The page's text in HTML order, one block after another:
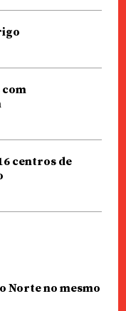
com
centros de
Norte no mesmo